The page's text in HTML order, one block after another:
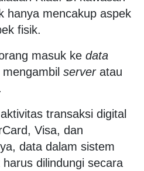
hanya mencakup aspek
fisik.
masuk ke data
serveratau
transaksi digital
Visa, dan
data dalam sistem
dilindungi secara